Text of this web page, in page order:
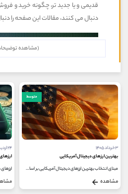
قدیمی و یا جدید تر، چگونه خرید و
دنبال می کنند، مقالات این صفحه را
(مشاهده
متوسط
۳ خرداد ۱۴۰۵
بهترین ارزهای دیجیتال آمریکایی
مبنای انتخاب بهترین ارزهای دیجیتال آمریکایی بر اساس عواملی مانند محل استقرار تیم توسعه، موقعیت دفتر مرکزی و کشور ثبت شرکت...
مشاهده
۲۴ اردیبهشت ۱۴۰۵
اطلاعات تماس (دفتر فروش)
بدون پیش شماره
کانال بله